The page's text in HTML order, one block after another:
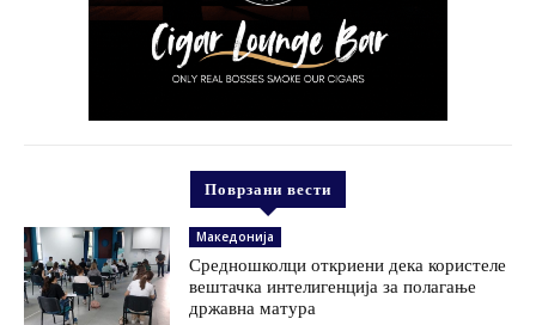
Поврзани вести
Македонија
Средношколци откриени дека користеле
вештачка интелигенција за полагање
државна матура